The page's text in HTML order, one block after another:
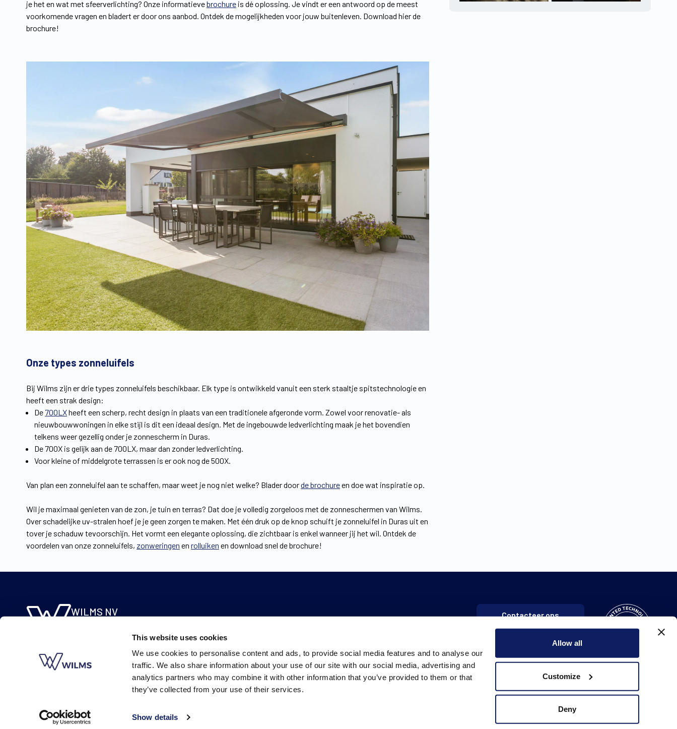
This website uses cookies
We use cookies to personalise content and ads, to provide social media features and to analyse our
traffic. We also share information about your use of our site with our social media, advertising and
analytics partners who may combine it with other information that you’ve provided to them or that
they’ve collected from your use of their services.
Show details
Allow all
Customize
Deny
je het en wat met sfeerverlichting? Onze informatievebrochure is dé oplossing. Je vindt er een antwoord op de meest
voorkomende vragen en bladert er door ons aanbod. Ontdek de mogelijkheden voor jouw buitenleven. Download hier de
brochure!
Onze types zonneluifels
Bij Wilms zijn er drie types zonneluifels beschikbaar. Elk type is ontwikkeld vanuit een sterk staaltje spitstechnologie en
heeft een strak design:
De 700LXheeft een scherp, recht design in plaats van een traditionele afgeronde vorm. Zowel voor renovatie- als
nieuwbouwwoningen in elke stijl is dit een ideaal design. Met de ingebouwde ledverlichting maak je het bovendien
telkens weer gezellig onder je zonnescherm in Duras.
De 700X is gelijk aan de 700LX, maar dan zonder ledverlichting.
Voor kleine of middelgrote terrassen is er ook nog de 500X.
Van plan een zonneluifel aan te schaffen, maar weet je nog niet welke? Blader doorde brochureen doe wat inspiratie op.
Wil je maximaal genieten van de zon, je tuin en terras? Dat doe je volledig zorgeloos met de zonneschermen van Wilms.
Over schadelijke uv-stralen hoef je je geen zorgen te maken. Met één druk op de knop schuift je zonneluifel in Duras uit en
tover je schaduw tevoorschijn. Het vormt een elegante oplossing, die zichtbaar is enkel wanneer jij het wil. Ontdek de
voordelen van onze zonneluifels, zonweringen en rolluiken en download snel de brochure!
WILMS NV Contacteer ons
ToegankelijkheidsverklaringDisclaimerVerkoopsvoorwaarden